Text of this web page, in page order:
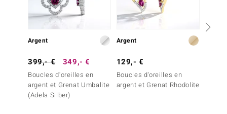
Serti griffe
Origine
Cambodge
4ème pierre
Dénomination exacte
Zircon
Quantité et taille
2 à 1,8 mm
Poids total en carat
0,065 ct
Taille de la pierre
Rond
Argent
399,- € 349,- €
Boucles d'oreilles en
argent et Grenat Umbalite
(Adela Silber)
Argent
129,- €
Boucles d'oreilles en
argent et Grenat Rhodolite